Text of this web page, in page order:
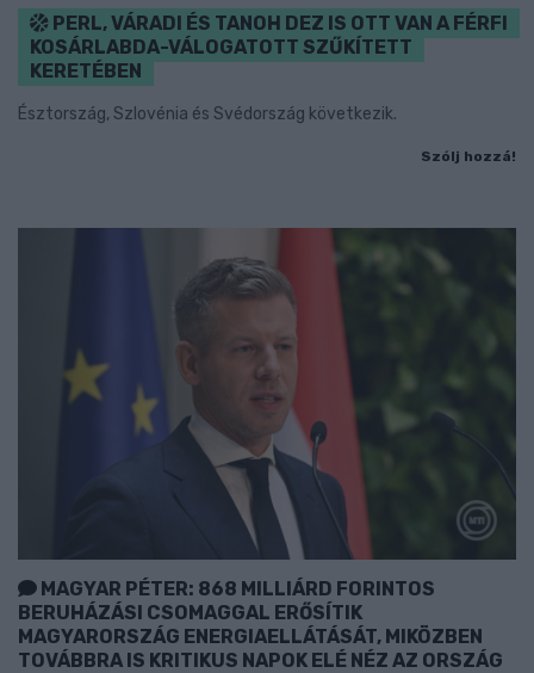
PERL, VÁRADI ÉS TANOH DEZ IS OTT VAN A FÉRFI
KOSÁRLABDA-VÁLOGATOTT SZŰKÍTETT
KERETÉBEN
Észtország, Szlovénia és Svédország következik.
Szólj hozzá!
MAGYAR PÉTER: 868 MILLIÁRD FORINTOS
BERUHÁZÁSI CSOMAGGAL ERŐSÍTIK
MAGYARORSZÁG ENERGIAELLÁTÁSÁT, MIKÖZBEN
TOVÁBBRA IS KRITIKUS NAPOK ELÉ NÉZ AZ ORSZÁG